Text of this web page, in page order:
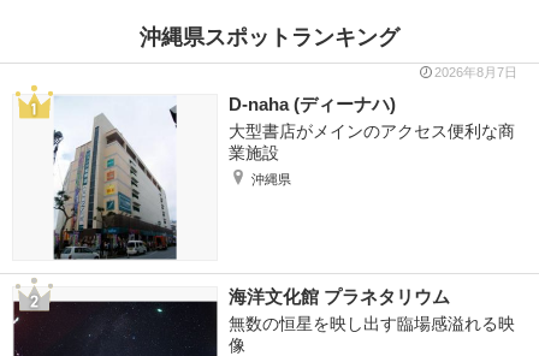
沖縄県スポットランキング
2026年8月7日
D-naha (ディーナハ)
大型書店がメインのアクセス便利な商
業施設
沖縄県
海洋文化館 プラネタリウム
無数の恒星を映し出す臨場感溢れる映
像